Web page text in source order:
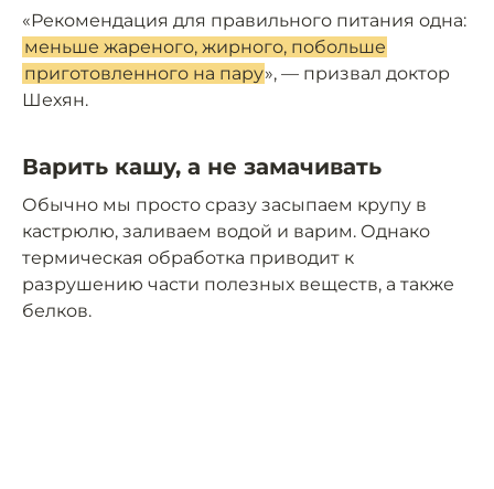
«Рекомендация для правильного питания одна:
меньше жареного, жирного, побольше
приготовленного на пару», — призвал доктор
Шехян.
Варить кашу, а не замачивать
Обычно мы просто сразу засыпаем крупу в
кастрюлю, заливаем водой и варим. Однако
термическая обработка приводит к
разрушению части полезных веществ, а также
белков.